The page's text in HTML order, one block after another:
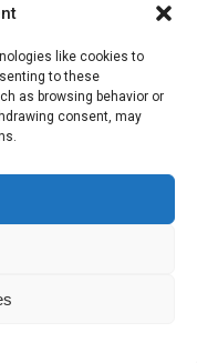
like cookies to
to these
as browsing behavior or
consent, may